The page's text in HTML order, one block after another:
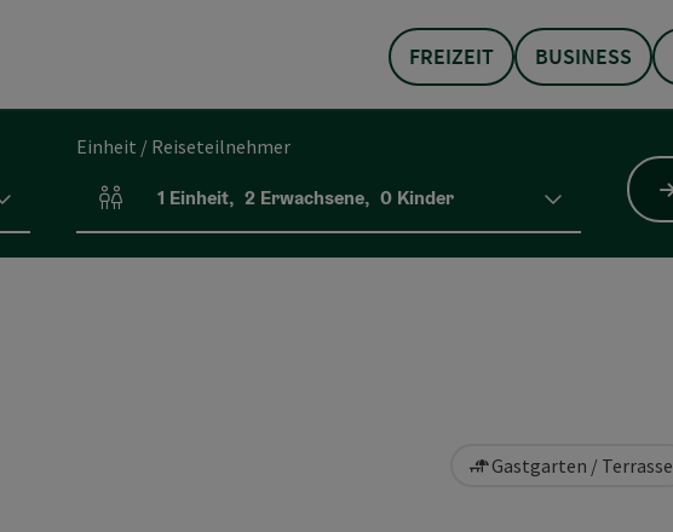
FREIZEIT BUSINESS
Einheit / Reiseteilnehmer
Einheitenanzahl und Personenfelder
1 Einheit, 2 Erwachsene, 0 Kinder
Gastgarten / Terrasse